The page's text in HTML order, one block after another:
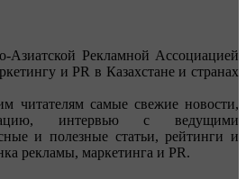
Азиатской Рекламной Ассоциацией
и PR в Казахстане и странах
читателям самые свежие новости,
интервью с ведущими
и полезные статьи, рейтинги и
рекламы, маркетинга и PR.